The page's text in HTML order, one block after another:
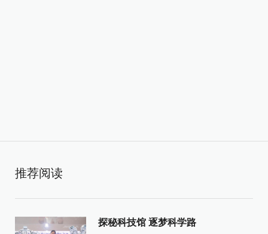
推荐阅读
探秘科技馆 逐梦科学路